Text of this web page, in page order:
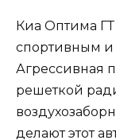
Киа Оптима
спортивным
Агрессивная
решеткой
делают этот